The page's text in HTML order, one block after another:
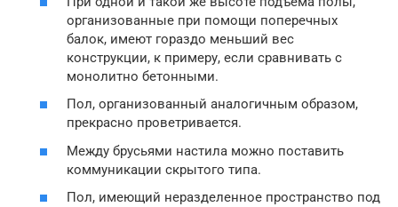
организованные при помощи поперечных
балок, имеют гораздо меньший вес
конструкции, к примеру, если сравнивать с
монолитно бетонными.
Пол, организованный аналогичным образом,
прекрасно проветривается.
Между брусьями настила можно поставить
коммуникации скрытого типа.
Пол, имеющий неразделенное пространство под